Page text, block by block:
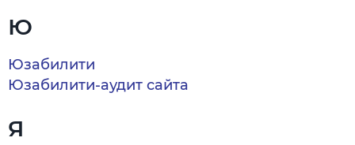
Ю
Юзабилити
Юзабилити-аудит сайта
Я